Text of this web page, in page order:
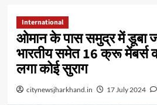
International
ओमान के पास समुद्र में डूबा
भारतीय समेत 16 क्रू मेंबर्स
लगा कोई सुराग
citynewsjharkhand.in 17 July 2024